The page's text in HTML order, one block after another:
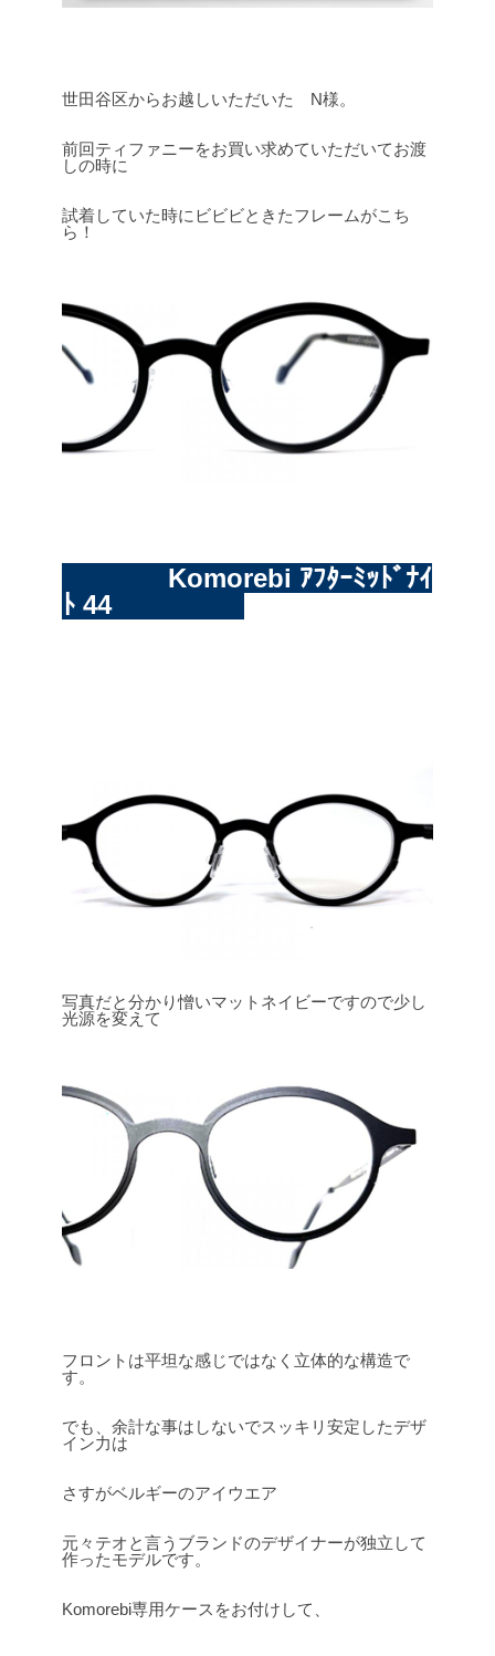
世田谷区からお越しいただいた N様。
前回ティファニーをお買い求めていただいてお渡
しの時に
試着していた時にビビビときたフレームがこち
ら！
Komorebi ｱﾌﾀｰﾐｯﾄﾞﾅｲ
ﾄ 44
写真だと分かり憎いマットネイビーですので少し
光源を変えて
フロントは平坦な感じではなく立体的な構造で
す。
でも、余計な事はしないでスッキリ安定したデザ
イン力は
さすがベルギーのアイウエア
元々テオと言うブランドのデザイナーが独立して
作ったモデルです。
Komorebi専用ケースをお付けして、